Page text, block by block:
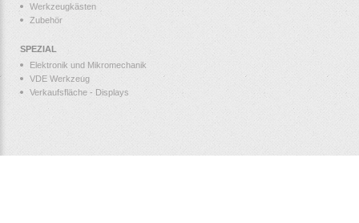
Werkzeugkästen
Zubehör
SPEZIAL
Elektronik und Mikromechanik
VDE Werkzeug
Verkaufsfläche - Displays